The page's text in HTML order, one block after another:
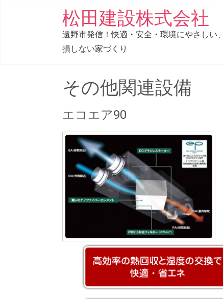
松田建設株式会社
遠野市発信！快適・安全・環境にやさしい、
損しない家づくり
その他関連設備
エコエア90